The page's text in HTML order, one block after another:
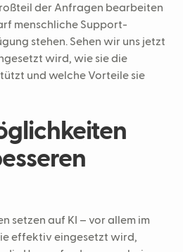
der Anfragen bearbeiten
menschliche Support-
stehen. Sehen wir uns jetzt
wird, wie sie die
und welche Vorteile sie
setzen auf KI – vor allem im
effektiv eingesetzt wird,